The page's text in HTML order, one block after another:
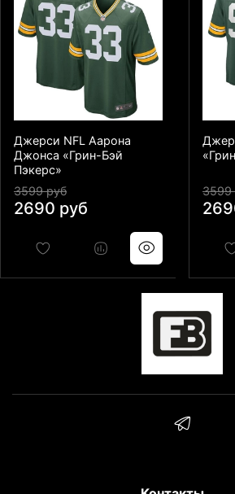
Джерси NFL Аарона
Джонса «Грин-Бэй
Пэкерс»
3599 руб
2690 руб
3599